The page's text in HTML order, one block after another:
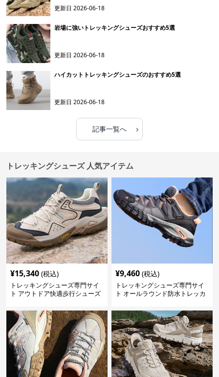
更新日2026-06-18
岩場に強いトレッキングシューズおすすめ5選
更新日2026-06-18
ハイカットトレッキングシューズのおすすめ5選
更新日2026-06-18
記事一覧へ ›
トレッキングシューズ 人気アイテム
¥15,340 (税込)
トレッキングシューズ専門サイ
ト アウトドア快適歩行シューズ
¥9,460 (税込)
トレッキングシューズ専門サイ
ト オールラウンド防水トレッカ